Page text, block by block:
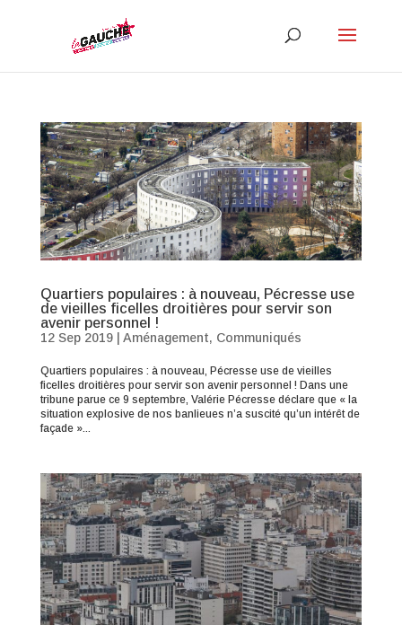
Quartiers populaires : à nouveau, Pécresse use
de vieilles ficelles droitières pour servir son
avenir personnel !
12 Sep 2019| Aménagement, Communiqués
Quartiers populaires : à nouveau, Pécresse use de vieilles
ficelles droitières pour servir son avenir personnel ! Dans une
tribune parue ce 9 septembre, Valérie Pécresse déclare que « la
situation explosive de nos banlieues n’a suscité qu’un intérêt de
façade »...